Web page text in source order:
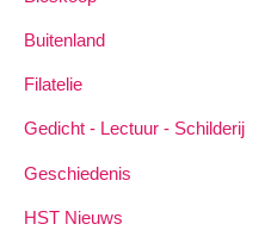
Buitenland
Filatelie
Gedicht - Lectuur - Schilderij
Geschiedenis
HST Nieuws